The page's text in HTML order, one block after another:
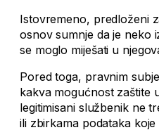
Istovremeno, predloženi
osnov sumnje da je neko
se moglo miješati u
Pored toga, pravnim
kakva mogućnost zaštite
legitimisani službenik ne
ili zbirkama podataka